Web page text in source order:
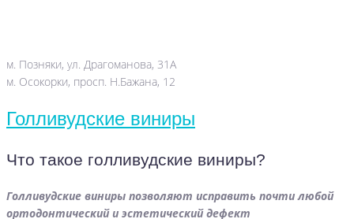
м. Позняки, ул. Драгоманова, 31А
м. Осокорки, просп. Н.Бажана, 12
Голливудские виниры
Что такое голливудские виниры?
Голливудские виниры позволяют исправить почти любой
ортодонтический и эстетический дефект